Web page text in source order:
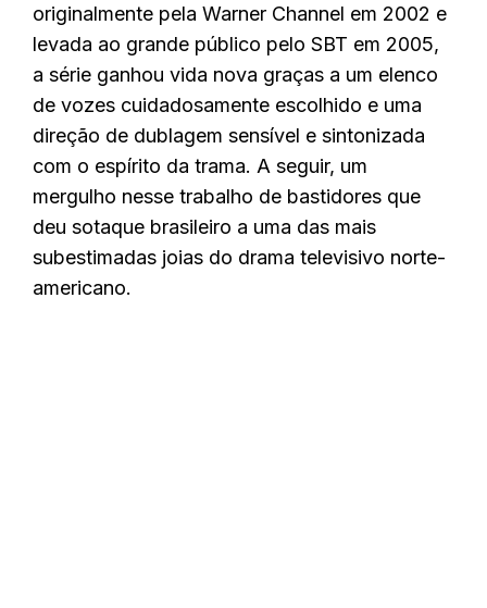
originalmente pela Warner Channel em 2002 e
levada ao grande público pelo SBT em 2005,
a série ganhou vida nova graças a um elenco
de vozes cuidadosamente escolhido e uma
direção de dublagem sensível e sintonizada
com o espírito da trama. A seguir, um
mergulho nesse trabalho de bastidores que
deu sotaque brasileiro a uma das mais
subestimadas joias do drama televisivo norte-
americano.